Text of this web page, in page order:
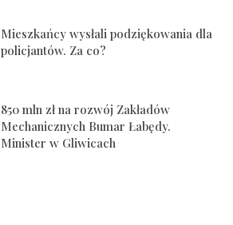
Mieszkańcy wysłali podziękowania dla
policjantów. Za co?
850 mln zł na rozwój Zakładów
Mechanicznych Bumar Łabędy.
Minister w Gliwicach